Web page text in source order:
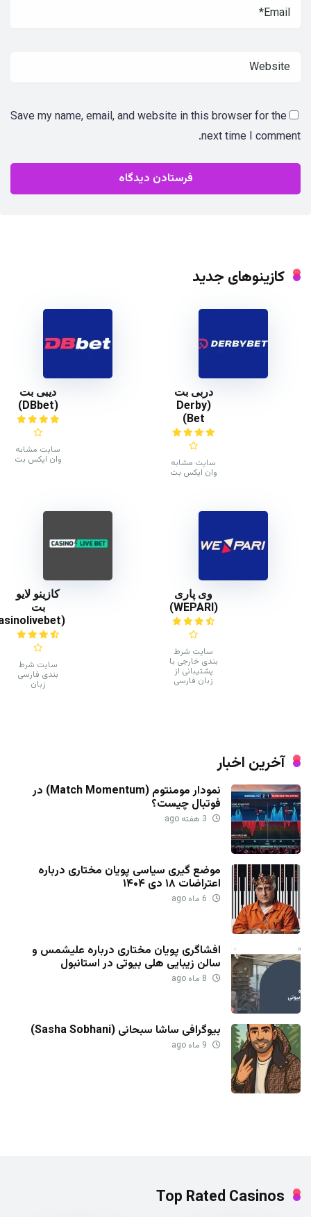
Save my name, email, and website in this browser for the
next time I comment.
کازینوهای جدید
دربی بت
(Derby
Bet)
سایت مشابه
وان ایکس بت
دیبی بت
(DBbet)
سایت مشابه
وان ایکس بت
وی پاری
(WEPARI)
سایت شرط
بندی خارجی با
پشتیبانی از
زبان فارسی
کازینو لایو
بت
(casinolivebet)
سایت شرط
بندی فارسی
زبان
آخرین اخبار
نمودار مومنتوم (Match Momentum) در
فوتبال چیست؟
موضع گیری سیاسی پویان مختاری درباره
اعتراضات ۱۸ دی ۱۴۰۴
افشاگری پویان مختاری درباره علیشمس و
سالن زیبایی هلی بیوتی در استانبول
بیوگرافی ساشا سبحانی (Sasha Sobhani)
Top Rated Casinos